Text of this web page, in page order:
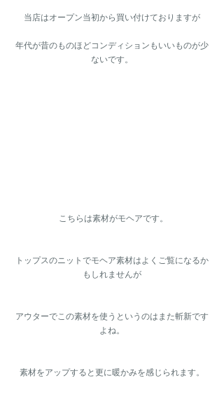
当店はオープン当初から買い付けておりますが
年代が昔のものほどコンディションもいいものが少
ないです。
こちらは素材がモヘアです。
トップスのニットでモヘア素材はよくご覧になるか
もしれませんが
アウターでこの素材を使うというのはまた斬新です
よね。
素材をアップすると更に暖かみを感じられます。